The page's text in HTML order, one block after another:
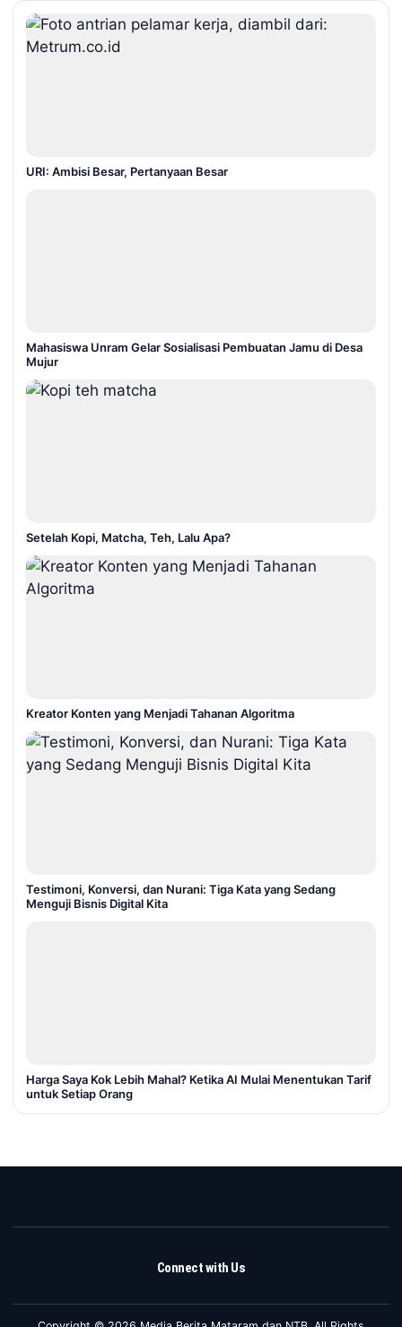
URI: Ambisi Besar, Pertanyaan Besar
Mahasiswa Unram Gelar Sosialisasi Pembuatan Jamu di Desa
Mujur
Setelah Kopi, Matcha, Teh, Lalu Apa?
Kreator Konten yang Menjadi Tahanan Algoritma
Testimoni, Konversi, dan Nurani: Tiga Kata yang Sedang
Menguji Bisnis Digital Kita
Harga Saya Kok Lebih Mahal? Ketika AI Mulai Menentukan Tarif
untuk Setiap Orang
Connect with Us